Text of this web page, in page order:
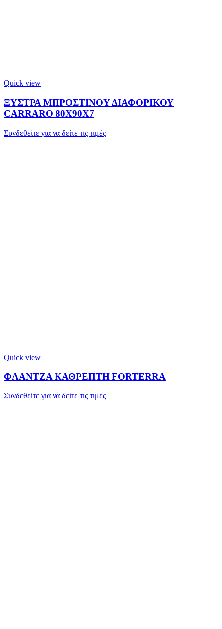
Quick view
ΞΥΣΤΡΑ ΜΠΡΟΣΤΙΝΟΥ ΔΙΑΦΟΡΙΚΟΥ
CARRARO 80X90X7
Συνδεθείτε για να δείτε τις τιμές
Quick view
ΦΛΑΝΤΖΑ ΚΑΘΡΕΠΤΗ FORTERRA
Συνδεθείτε για να δείτε τις τιμές